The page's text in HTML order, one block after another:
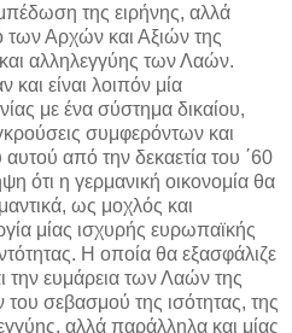
της ειρήνης, αλλά
Αρχών και Αξιών της
και αλληλεγγύης των Λαών.
είναι λοιπόν μία
με ένα σύστημα δικαίου,
συμφερόντων και
από την δεκαετία του ΄60
ότι η γερμανική οικονομία θα
ως μοχλός και
μίας ισχυρής ευρωπαϊκής
Η οποία θα εξασφάλιζε
την ευμάρεια των Λαών της
σεβασμού της ισότητας, της
αλλά παράλληλα και μίας